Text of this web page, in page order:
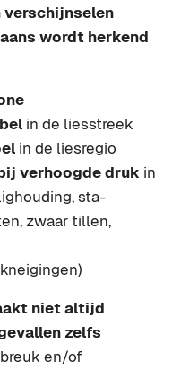
wordt herkend
in de liesstreek
in de liesregio
verhoogde druk in
sta-
zwaar tillen,
niet altijd
zelfs
en/of